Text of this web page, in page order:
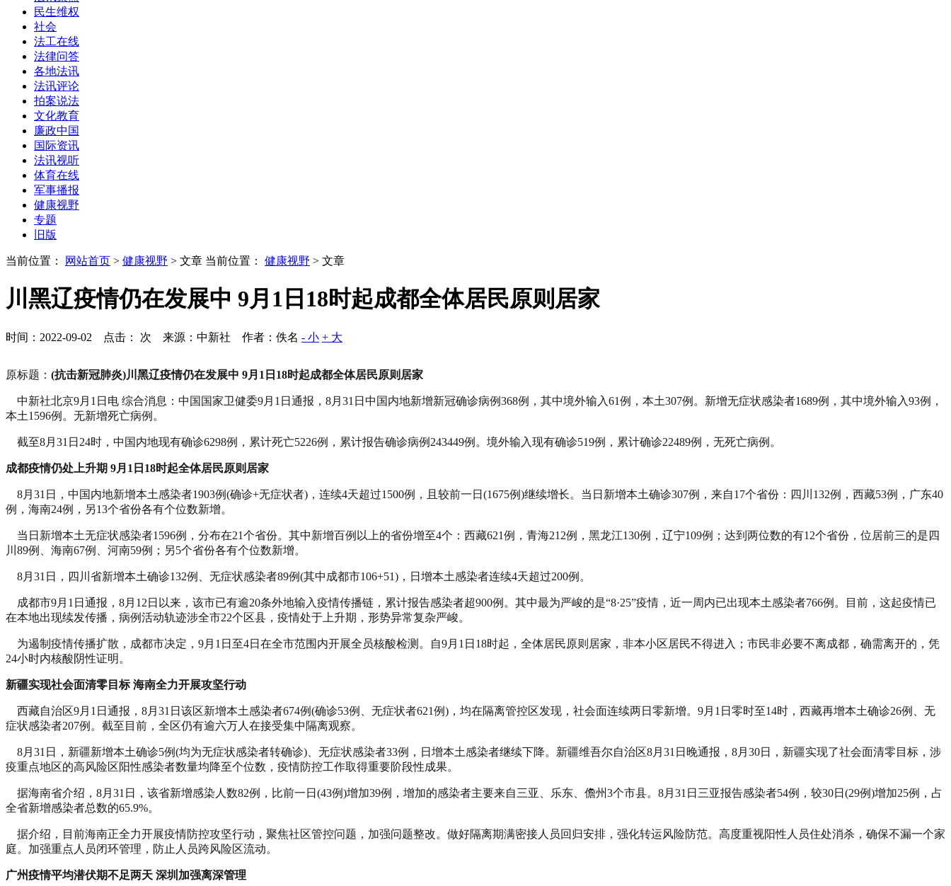
民生维权
社会
法工在线
法律问答
各地法讯
法讯评论
拍案说法
文化教育
廉政中国
国际资讯
法讯视听
体育在线
军事播报
健康视野
专题
旧版
当前位置： 网站首页 > 健康视野 > 文章 当前位置： 健康视野 > 文章
川黑辽疫情仍在发展中 9月1日18时起成都全体居民原则居家
时间：2022-09-02 点击： 次 来源：中新社 作者：佚名 - 小 + 大
原标题： (抗击新冠肺炎)川黑辽疫情仍在发展中 9月1日18时起成都全体居民原则居家
中新社北京9月1日电 综合消息：中国国家卫健委9月1日通报，8月31日中国内地新增新冠确诊病例368例，其中境外输入61例，本土307例。新增无症状感染者1689例，其中境外输入93例，
本土1596例。无新增死亡病例。
截至8月31日24时，中国内地现有确诊6298例，累计死亡5226例，累计报告确诊病例243449例。境外输入现有确诊519例，累计确诊22489例，无死亡病例。
成都疫情仍处上升期 9月1日18时起全体居民原则居家
8月31日，中国内地新增本土感染者1903例(确诊+无症状者)，连续4天超过1500例，且较前一日(1675例)继续增长。当日新增本土确诊307例，来自17个省份：四川132例，西藏53例，广东40
例，海南24例，另13个省份各有个位数新增。
当日新增本土无症状感染者1596例，分布在21个省份。其中新增百例以上的省份增至4个：西藏621例，青海212例，黑龙江130例，辽宁109例；达到两位数的有12个省份，位居前三的是四
川89例、海南67例、河南59例；另5个省份各有个位数新增。
8月31日，四川省新增本土确诊132例、无症状感染者89例(其中成都市106+51)，日增本土感染者连续4天超过200例。
成都市9月1日通报，8月12日以来，该市已有逾20条外地输入疫情传播链，累计报告感染者超900例。其中最为严峻的是“8·25”疫情，近一周内已出现本土感染者766例。目前，这起疫情已
在本地出现续发传播，病例活动轨迹涉全市22个区县，疫情处于上升期，形势异常复杂严峻。
为遏制疫情传播扩散，成都市决定，9月1日至4日在全市范围内开展全员核酸检测。自9月1日18时起，全体居民原则居家，非本小区居民不得进入；市民非必要不离成都，确需离开的，凭
24小时内核酸阴性证明。
新疆实现社会面清零目标 海南全力开展攻坚行动
西藏自治区9月1日通报，8月31日该区新增本土感染者674例(确诊53例、无症状者621例)，均在隔离管控区发现，社会面连续两日零新增。9月1日零时至14时，西藏再增本土确诊26例、无
症状感染者207例。截至目前，全区仍有逾六万人在接受集中隔离观察。
8月31日，新疆新增本土确诊5例(均为无症状感染者转确诊)、无症状感染者33例，日增本土感染者继续下降。新疆维吾尔自治区8月31日晚通报，8月30日，新疆实现了社会面清零目标，涉
疫重点地区的高风险区阳性感染者数量均降至个位数，疫情防控工作取得重要阶段性成果。
据海南省介绍，8月31日，该省新增感染人数82例，比前一日(43例)增加39例，增加的感染者主要来自三亚、乐东、儋州3个市县。8月31日三亚报告感染者54例，较30日(29例)增加25例，占
全省新增感染者总数的65.9%。
据介绍，目前海南正全力开展疫情防控攻坚行动，聚焦社区管控问题，加强问题整改。做好隔离期满密接人员回归安排，强化转运风险防范。高度重视阳性人员住处消杀，确保不漏一个家
庭。加强重点人员闭环管理，防止人员跨风险区流动。
广州疫情平均潜伏期不足两天 深圳加强离深管理